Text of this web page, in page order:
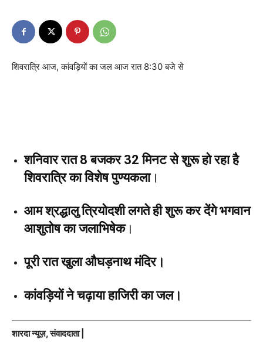
शिवरात्रि आज, कांवड़ियों का जल आज रात 8:30 बजे से
शनिवार रात 8 बजकर 32 मिनट से शुरू हो रहा है
शिवरात्रि का विशेष पुण्यकला।
आम श्रद्धालु त्रियोदशी लगते ही शुरू कर देंगे भगवान
आशुतोष का जलाभिषेक।
पूरी रात खुला औघड़नाथ मंदिर।
कांवड़ियों ने चढ़ाया हाजिरी का जल।
शारदा न्यूज़, संवाददाता |